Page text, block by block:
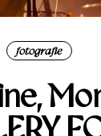
fotografie